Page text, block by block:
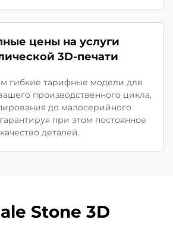
цены на услуги
3D-печати
гибкие тарифные модели для
производственного цикла,
до малосерийного
при этом постоянное
качество деталей.
Stone 3D